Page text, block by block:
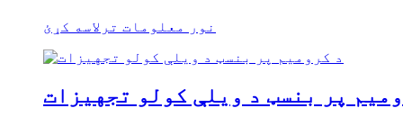
نور معلومات ترلاسه کړئ
پر بنسټ د ویلې کولو تجهیزات